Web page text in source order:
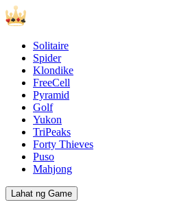
Solitaire
Spider
Klondike
FreeCell
Pyramid
Golf
Yukon
TriPeaks
Forty Thieves
Puso
Mahjong
Lahat ng Game